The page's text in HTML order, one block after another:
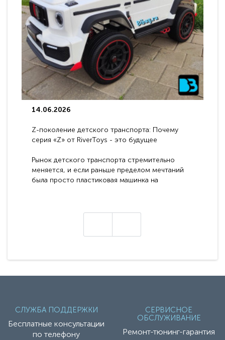
14.06.2026
Z-поколение детского транспорта: Почему
серия «Z» от RiverToys - это будущее
Рынок детского транспорта стремительно
меняется, и если раньше пределом мечтаний
была просто пластиковая машинка на
СЛУЖБА ПОДДЕРЖКИ
Бесплатные консультации
по телефону
СЕРВИСНОЕ
ОБСЛУЖИВАНИЕ
Ремонт-тюнинг-гарантия